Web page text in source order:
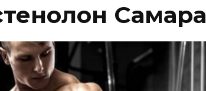
Самара